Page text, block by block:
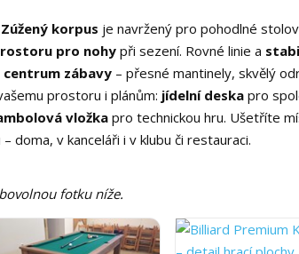
Zúžený korpus je navržený pro pohodlné
pro nohy při sezení. Rovné linie a
centrum zábavy – přesné mantinely, skvělý
prostoru i plánům: jídelní deska pro
vložka pro technickou hru. Ušetříte
v kanceláři i v klubu či restauraci.
fotku níže.